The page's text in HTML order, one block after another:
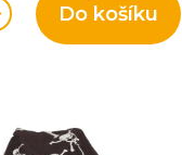
Do košíku